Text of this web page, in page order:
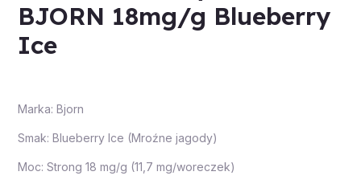
BJORN 18mg/g Blueberry
Ice
Marka: Bjorn
Smak: Blueberry Ice (Mroźne jagody)
Moc: Strong 18 mg/g (11,7 mg/woreczek)